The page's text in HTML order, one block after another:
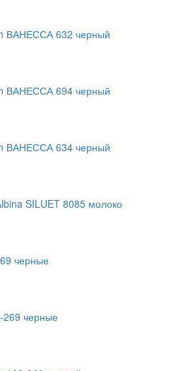
ВАНЕССА 632 черный
ВАНЕССА 694 черный
ВАНЕССА 634 черный
SILUET 8085 молоко
черные
269 черные